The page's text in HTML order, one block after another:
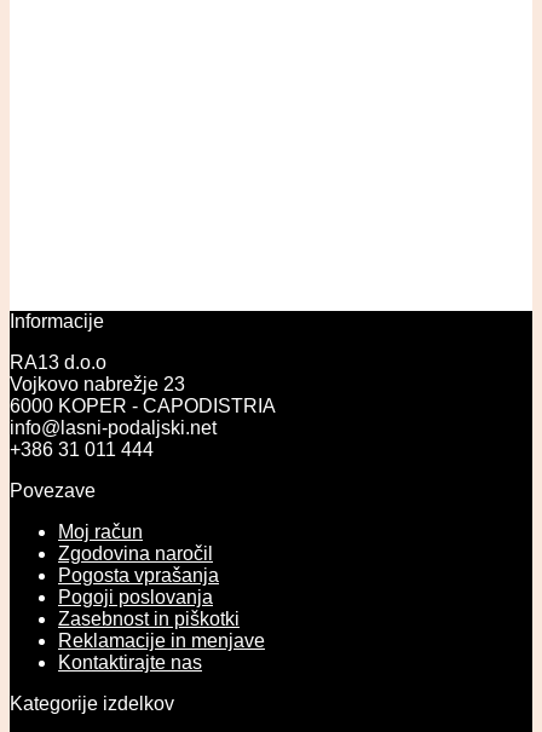
Informacije
RA13 d.o.o
Vojkovo nabrežje 23
6000 KOPER - CAPODISTRIA
info@lasni-podaljski.net
+386 31 011 444
Povezave
Moj račun
Zgodovina naročil
Pogosta vprašanja
Pogoji poslovanja
Zasebnost in piškotki
Reklamacije in menjave
Kontaktirajte nas
Kategorije izdelkov